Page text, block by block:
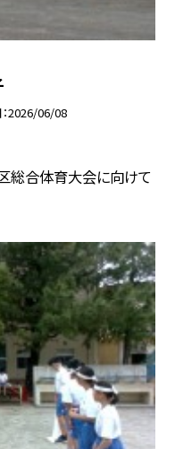
2026/06/08
総合体育大会に向けて